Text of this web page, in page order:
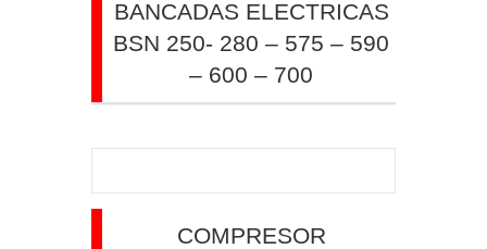
BANCADAS ELECTRICAS
BSN 250- 280 – 575 – 590
– 600 – 700
COMPRESOR